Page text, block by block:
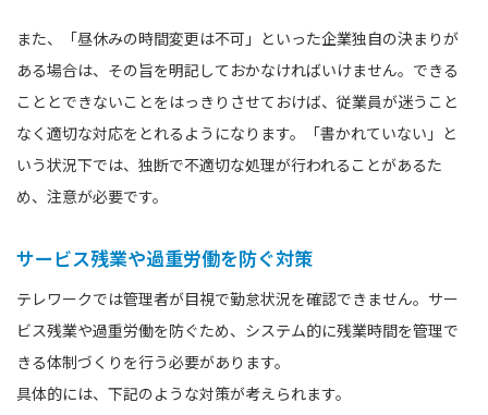
また、「昼休みの時間変更は不可」といった企業独自の決まりが
ある場合は、その旨を明記しておかなければいけません。できる
こととできないことをはっきりさせておけば、従業員が迷うこと
なく適切な対応をとれるようになります。「書かれていない」と
いう状況下では、独断で不適切な処理が行われることがあるた
め、注意が必要です。
サービス残業や過重労働を防ぐ対策
テレワークでは管理者が目視で勤怠状況を確認できません。サー
ビス残業や過重労働を防ぐため、システム的に残業時間を管理で
きる体制づくりを行う必要があります。
具体的には、下記のような対策が考えられます。